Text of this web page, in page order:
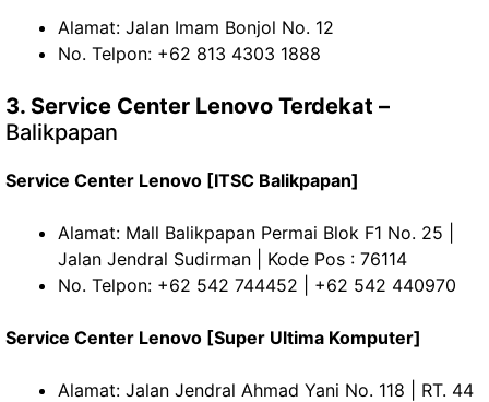
Alamat: Jalan Imam Bonjol No. 12
No. Telpon: +62 813 4303 1888
3. Service Center Lenovo Terdekat –
Balikpapan
Service Center Lenovo [ITSC Balikpapan]
Alamat: Mall Balikpapan Permai Blok F1 No. 25 |
Jalan Jendral Sudirman | Kode Pos : 76114
No. Telpon: +62 542 744452 | +62 542 440970
Service Center Lenovo [Super Ultima Komputer]
Alamat: Jalan Jendral Ahmad Yani No. 118 | RT. 44